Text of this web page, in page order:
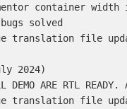
container width
solved
translation file
2024)
DEMO ARE RTL READY.
translation file